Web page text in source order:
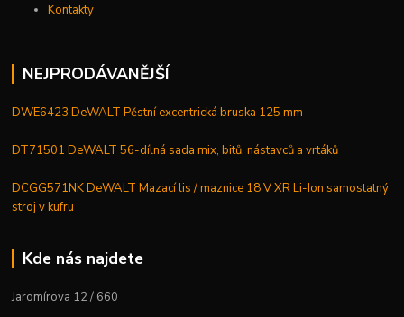
Kontakty
NEJPRODÁVANĚJŠÍ
DWE6423 DeWALT Pěstní excentrická bruska 125 mm
DT71501 DeWALT 56-dílná sada mix, bitů, nástavců a vrtáků
DCGG571NK DeWALT Mazací lis / maznice 18 V XR Li-Ion samostatný
stroj v kufru
Kde nás najdete
Jaromírova 12 / 660